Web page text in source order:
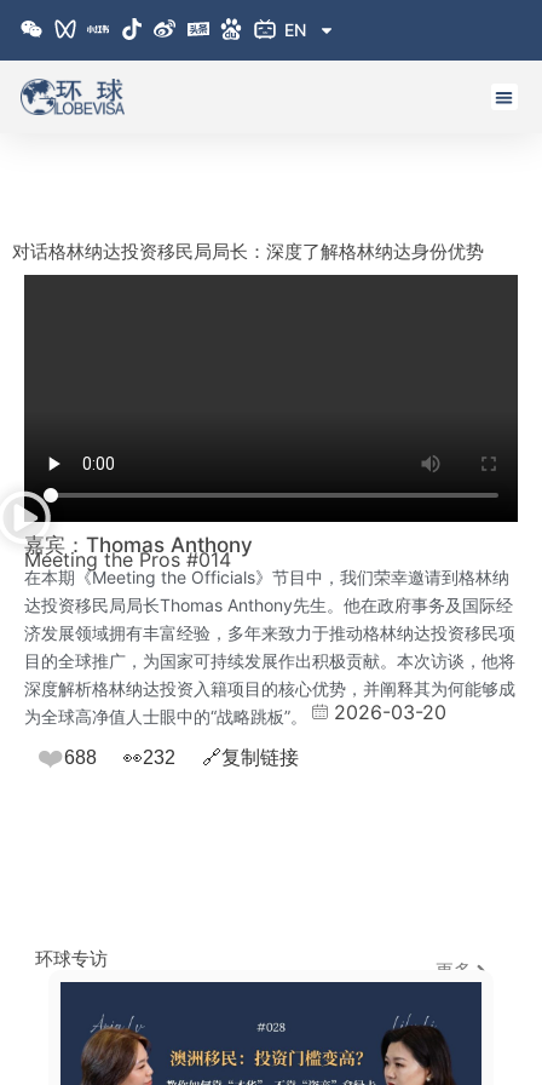
EN
对话格林纳达投资移民局局长：深度了解格林纳达身份优势
嘉宾：Thomas Anthony
Meeting the Pros #014
在本期《Meeting the Officials》节目中，我们荣幸邀请到格林纳
达投资移民局局长Thomas Anthony先生。他在政府事务及国际经
济发展领域拥有丰富经验，多年来致力于推动格林纳达投资移民项
目的全球推广，为国家可持续发展作出积极贡献。本次访谈，他将
深度解析格林纳达投资入籍项目的核心优势，并阐释其为何能够成
为全球高净值人士眼中的“战略跳板”。
❤️688 👀232 🔗复制链接
2026-03-20
环球专访 更多